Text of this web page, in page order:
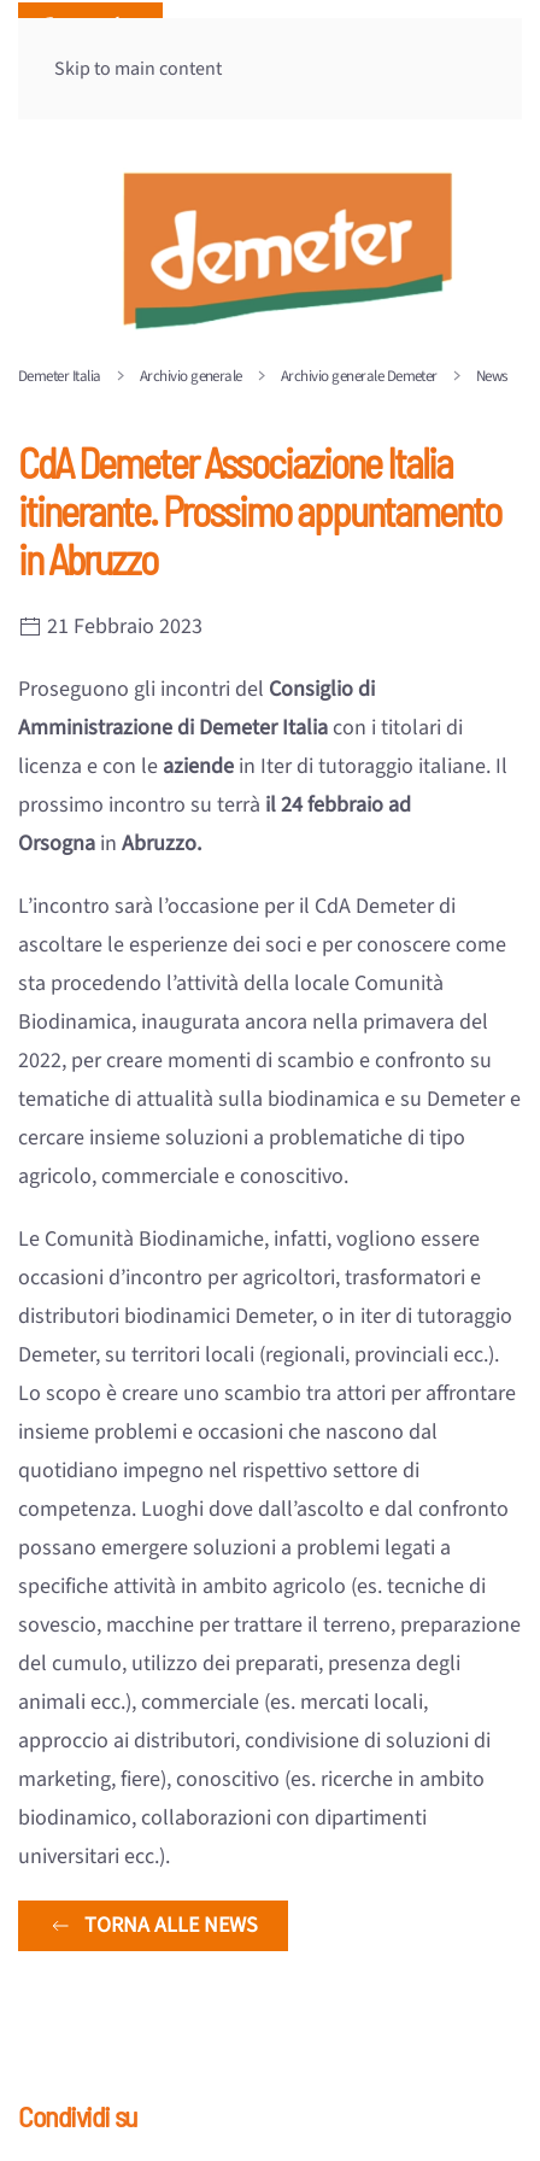
Skip to main content
Demeter Italia Archivio generale Archivio generale Demeter News
CdA Demeter Associazione Italia
itinerante. Prossimo appuntamento
in Abruzzo
21 Febbraio 2023
Proseguono gli incontri del Consiglio di
Amministrazione di Demeter Italiacon i titolari di
licenza e con le aziende in Iter di tutoraggio italiane. Il
prossimo incontro su terrà il 24 febbraio ad
Orsogna in Abruzzo.
L’incontro sarà l’occasione per il CdA Demeter di
ascoltare le esperienze dei soci e per conoscere come
sta procedendo l’attività della locale Comunità
Biodinamica, inaugurata ancora nella primavera del
2022, per creare momenti di scambio e confronto su
tematiche di attualità sulla biodinamica e su Demeter e
cercare insieme soluzioni a problematiche di tipo
agricolo, commerciale e conoscitivo.
Le Comunità Biodinamiche, infatti, vogliono essere
occasioni d’incontro per agricoltori, trasformatori e
distributori biodinamici Demeter, o in iter di tutoraggio
Demeter, su territori locali (regionali, provinciali ecc.).
Lo scopo è creare uno scambio tra attori per affrontare
insieme problemi e occasioni che nascono dal
quotidiano impegno nel rispettivo settore di
competenza. Luoghi dove dall’ascolto e dal confronto
possano emergere soluzioni a problemi legati a
specifiche attività in ambito agricolo (es. tecniche di
sovescio, macchine per trattare il terreno, preparazione
del cumulo, utilizzo dei preparati, presenza degli
animali ecc.), commerciale (es. mercati locali,
approccio ai distributori, condivisione di soluzioni di
marketing, fiere), conoscitivo (es. ricerche in ambito
biodinamico, collaborazioni con dipartimenti
universitari ecc.).
TORNA ALLE NEWS
Condividi su